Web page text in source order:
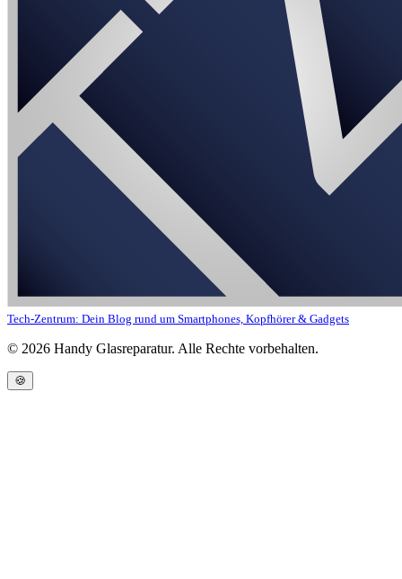
Tech-Zentrum: Dein Blog rund um Smartphones, Kopfhörer & Gadgets
© 2026 Handy Glasreparatur. Alle Rechte vorbehalten.
🍪